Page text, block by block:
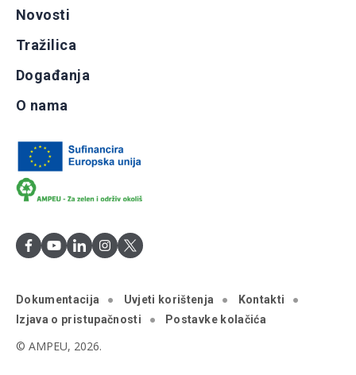
Novosti
Tražilica
Događanja
O nama
Dokumentacija Uvjeti korištenja
Kontakti
Izjava o pristupačnosti
Postavke kolačića
© AMPEU, 2026.